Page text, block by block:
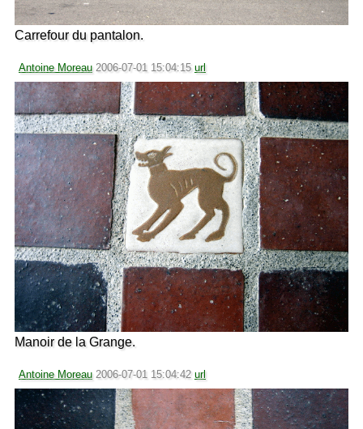
Carrefour du pantalon.
Antoine Moreau 2006-07-01 15:04:15 url
Manoir de la Grange.
Antoine Moreau 2006-07-01 15:04:42 url